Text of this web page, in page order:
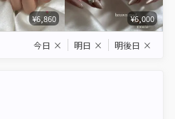
¥6,860 ¥6,000
今日 × 明日 × 明後日 ×